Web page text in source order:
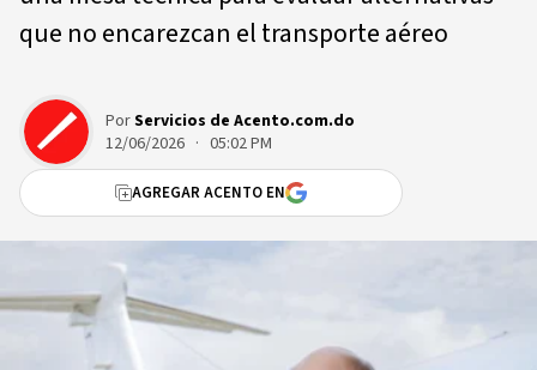
que no encarezcan el transporte aéreo
PorServicios de Acento.com.do
12/06/2026 · 05:02 PM
AGREGAR ACENTO EN